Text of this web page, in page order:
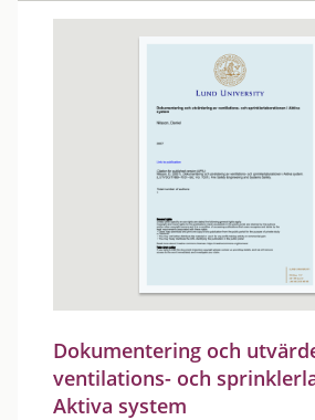
Dokumentering och
ventilations- och
Aktiva system